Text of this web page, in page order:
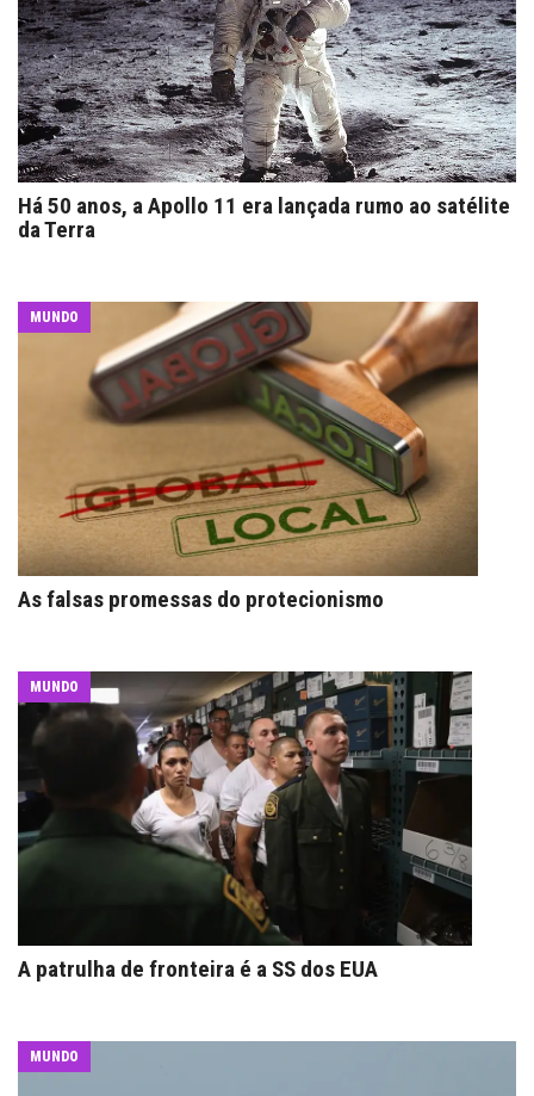
Há 50 anos, a Apollo 11 era lançada rumo ao satélite
da Terra
MUNDO
As falsas promessas do protecionismo
MUNDO
A patrulha de fronteira é a SS dos EUA
MUNDO